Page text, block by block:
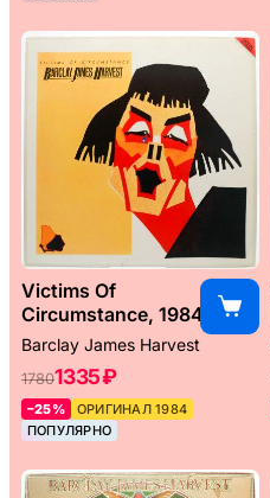
Victims Of
Circumstance, 1984
Barclay James Harvest
17801335 ₽
–25%
ОРИГИНАЛ 1984
ПОПУЛЯРНО